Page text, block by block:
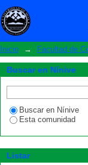
Tutor
Inicio → Facultad de
Buscar en Nínive
Buscar en Nínive
Esta comunidad
Listar